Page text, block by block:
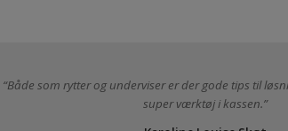
Både som rytter og underviser er der gode tips